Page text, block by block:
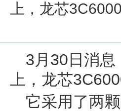
上，龙芯
3月30日消
上，龙芯
它采用了两